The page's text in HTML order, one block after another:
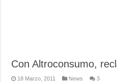
Con Altroconsumo,
18 Marzo, 2011 News 3